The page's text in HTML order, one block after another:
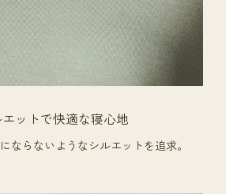
ットで快適な寝心地
ならないようなシルエットを追求。